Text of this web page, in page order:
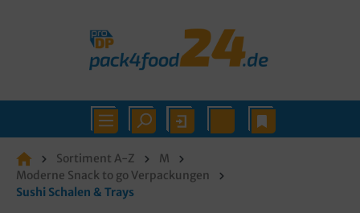
Sortiment A-Z
M
Moderne Snack to go Verpackungen
Sushi Schalen & Trays